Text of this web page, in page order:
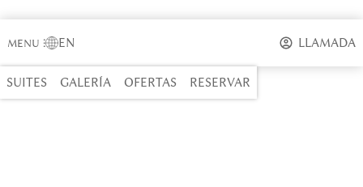
MENU ⋮ EN LLAMADA
SUITES GALERÍA OFERTAS RESERVAR